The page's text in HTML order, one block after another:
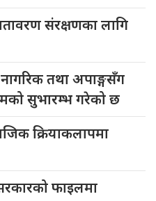
संरक्षणका लागि
तथा अपाङ्गसँग
सुभारम्भ गरेको छ
क्रियाकलापमा
फाइलमा